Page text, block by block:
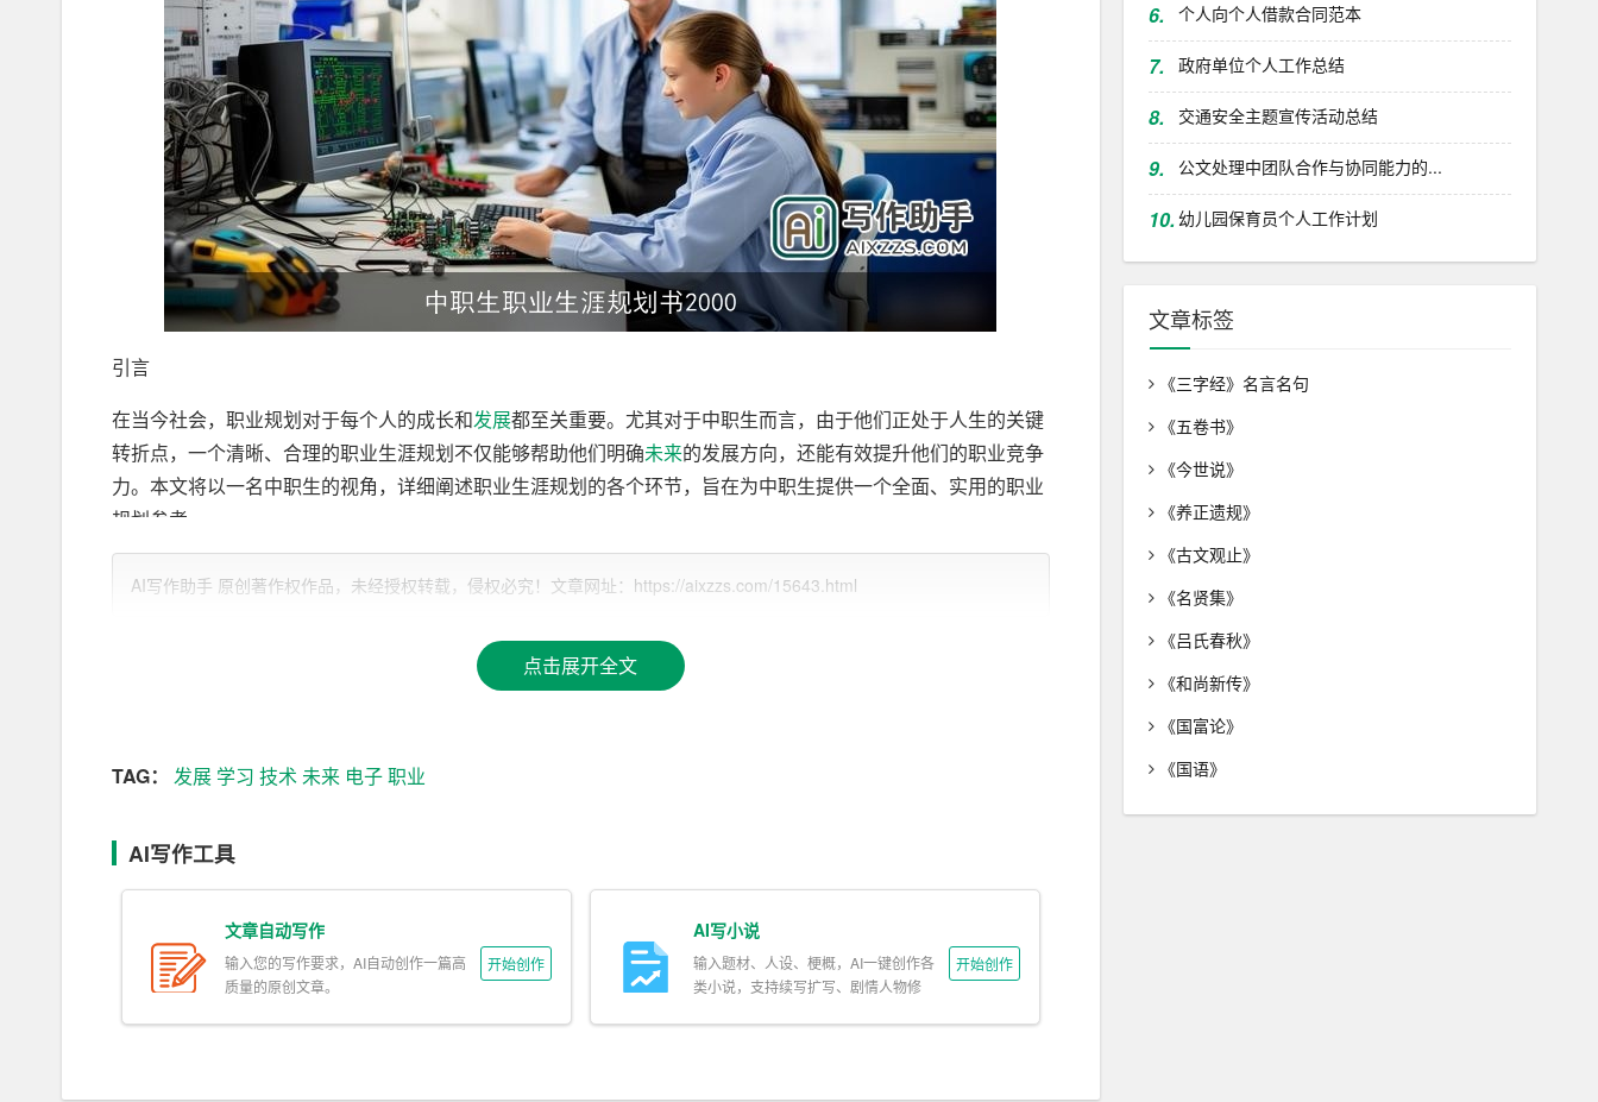
引言
在当今社会，职业规划对于每个人的成长和发展都至关重要。尤其对于中职生而言，由于他们正处于人生的关键
转折点，一个清晰、合理的职业生涯规划不仅能够帮助他们明确未来的发展方向，还能有效提升他们的职业竞争
力。本文将以一名中职生的视角，详细阐述职业生涯规划的各个环节，旨在为中职生提供一个全面、实用的职业
规划参考。
一、自我认知
兴趣是最好的老师。通过深入了解自己的兴趣爱好，可以更好地确定未来的职业方向。例如，我对
2. 性格特点
的责任心和耐心，这使我在团队合作和项目管理中能够发挥积极作用。
3. 能力评估
客观评估自己的能力，是职业规划的基础。通过在校期间的学习和实践，我掌握了扎实的电子技术基础知识，具
备一定的电路设计和维修能力。此外，我还参加了多次技能竞赛，获得了不错的成绩，这为我未来的职业发展奠
定了基础。
AI写作助手 原创著作权作品，未经授权转载，侵权必究！文章网址：https://aixzzs.com/15643.html
点击展开全文
TAG： 发展 学习 技术未来 电子职业
AI写作工具
文章自动写作
输入您的写作要求，AI自动创作一篇高
质量的原创文章。
开始创作
AI写小说
输入题材、人设、梗概，AI一键创作各
类小说，支持续写扩写、剧情人物修
开始创作
6. 个人向个人借款合同范本
7. 政府单位个人工作总结
8. 交通安全主题宣传活动总结
9. 公文处理中团队合作与协同能力的...
10. 幼儿园保育员个人工作计划
文章标签
《三字经》名言名句
《五卷书》
《今世说》
《养正遗规》
《古文观止》
《名贤集》
《吕氏春秋》
《和尚新传》
《国富论》
《国语》